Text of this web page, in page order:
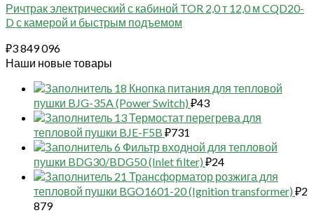
Ричтрак электрический с кабиной TOR 2,0 т 12,0 м CQD20-
D с камерой и быстрым подъемом
₽3 849 096
Наши новые товары
18 Кнопка питания для тепловой
пушки BJG-35A (Power Switch) ₽43
13 Термостат перегрева для
тепловой пушки BJE-F5B ₽731
6 Фильтр входной для тепловой
пушки BDG30/BDG50 (Inlet filter) ₽24
21 Трансформатор розжига для
тепловой пушки BGO1601-20 (Ignition transformer) ₽2
879